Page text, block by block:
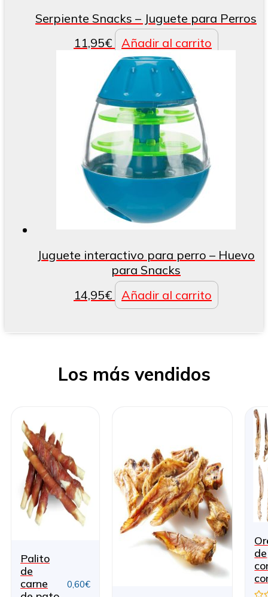
Serpiente Snacks – Juguete para Perros
11,95€ Añadir al carrito
Juguete interactivo para perro – Huevo
para Snacks
14,95€ Añadir al carrito
Los más vendidos
Palito
de
carne
0,60€
de